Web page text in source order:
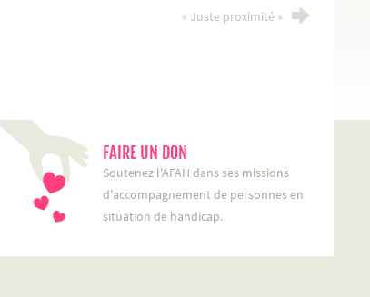
« Juste proximité »
FAIRE UN DON
Soutenez l'AFAH dans ses missions
d'accompagnement de personnes en
situation de handicap.